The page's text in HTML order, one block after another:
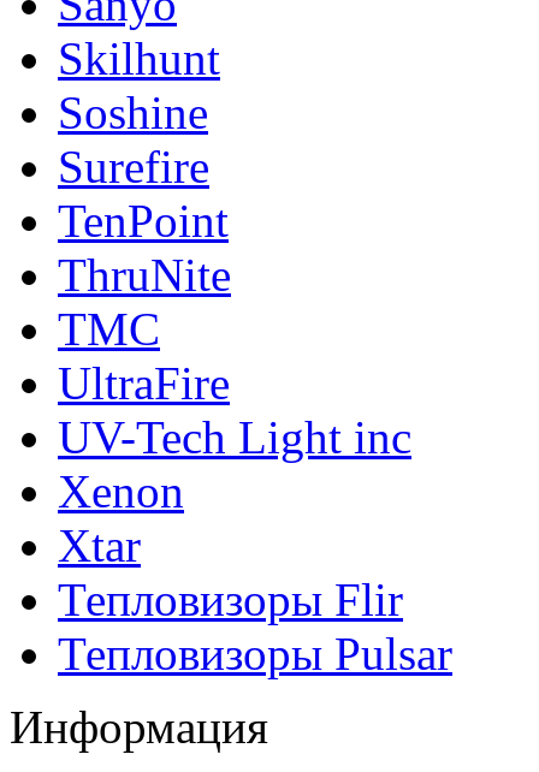
Skilhunt
Soshine
Surefire
TenPoint
ThruNite
TMC
UltraFire
UV-Tech Light inc
Xenon
Xtar
Тепловизоры Flir
Тепловизоры Pulsar
Информация